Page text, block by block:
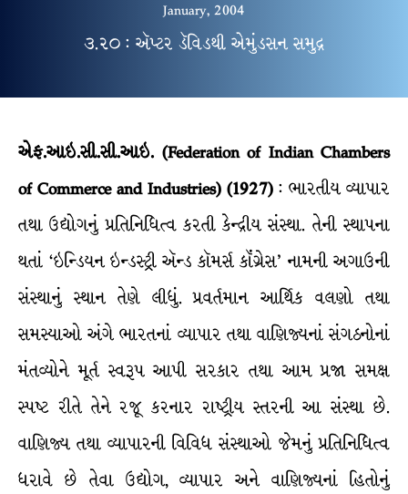
January, 2004
૩.૨૦ : ઍપ્ટર ડૅવિડથી એમુંડસન સમુદ્ર
એફ.આઇ.સી.સી.આઇ. (Federation of Indian Chambers
of Commerce and Industries) (1927) : ભારતીય વ્યાપાર
તથા ઉદ્યોગનું પ્રતિનિધિત્વ કરતી કેન્દ્રીય સંસ્થા. તેની સ્થાપના
થતાં ‘ઇન્ડિયન ઇન્ડસ્ટ્રી ઍન્ડ કૉમર્સ કૉંગ્રેસ’ નામની અગાઉની
સંસ્થાનું સ્થાન તેણે લીધું. પ્રવર્તમાન આર્થિક વલણો તથા
સમસ્યાઓ અંગે ભારતનાં વ્યાપાર તથા વાણિજ્યનાં સંગઠનોનાં
મંતવ્યોને મૂર્ત સ્વરૂપ આપી સરકાર તથા આમ પ્રજા સમક્ષ
સ્પષ્ટ રીતે તેને રજૂ કરનાર રાષ્ટ્રીય સ્તરની આ સંસ્થા છે.
વાણિજ્ય તથા વ્યાપારની વિવિધ સંસ્થાઓ જેમનું પ્રતિનિધિત્વ
ધરાવે છે તેવા ઉદ્યોગ, વ્યાપાર અને વાણિજ્યનાં હિતોનું